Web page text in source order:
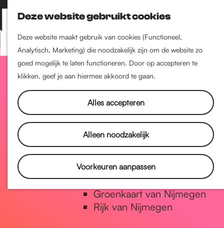
Deze website gebruikt cookies
Deze website maakt gebruik van cookies (Functioneel,
Analytisch, Marketing) die noodzakelijk zijn om de website zo
goed mogelijk te laten functioneren. Door op accepteren te
klikken, geef je aan hiermee akkoord te gaan.
Alles accepteren
Alleen noodzakelijk
Voorkeuren aanpassen
Z
o
e
k
e
K
a
a
r
t
M
e
n
Nijmegen-Nieuw-West
Nijmegen-Oud-West
Dukenburg
Lindenholt
Historie
De oudste stad van
Nederland
Historische tijdlijn
Romeinse Limes
Vrede van Nijmegen Penning
Natuur in Nijmegen
Groenkaart van Nijmegen
Rijk van Nijmegen